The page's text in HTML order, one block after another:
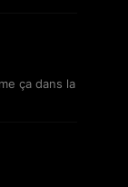
ça dans la